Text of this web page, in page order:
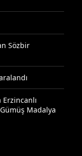
Sözbir
Madalya